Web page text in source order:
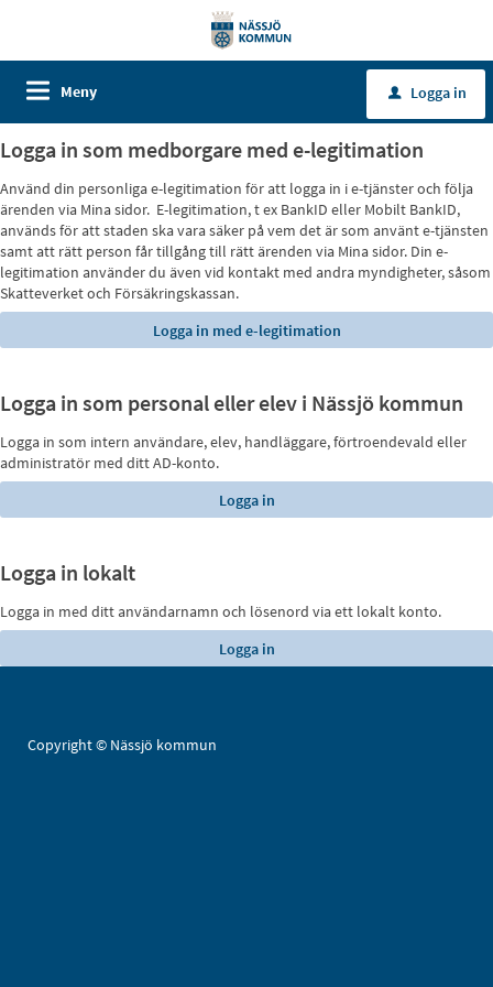
Meny u Logga in
Logga in som medborgare med e-legitimation
Använd din personliga e-legitimation för att logga in i e-tjänster och följa
ärenden via Mina sidor. E-legitimation, t ex BankID eller Mobilt BankID,
används för att staden ska vara säker på vem det är som använt e-tjänsten
samt att rätt person får tillgång till rätt ärenden via Mina sidor. Din e-
legitimation använder du även vid kontakt med andra myndigheter, såsom
Skatteverket och Försäkringskassan.
Logga in som personal eller elev i Nässjö kommun
Logga in som intern användare, elev, handläggare, förtroendevald eller
administratör med ditt AD-konto.
Logga in lokalt
Logga in med ditt användarnamn och lösenord via ett lokalt konto.
Copyright © Nässjö kommun